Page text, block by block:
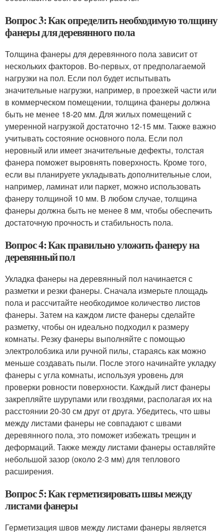
Вопрос 3: Как определить необходимую толщину
фанеры для деревянного пола
Толщина фанеры для деревянного пола зависит от
нескольких факторов. Во-первых, от предполагаемой
нагрузки на пол. Если пол будет испытывать
значительные нагрузки, например, в проезжей части или
в коммерческом помещении, толщина фанеры должна
быть не менее 18-20 мм. Для жилых помещений с
умеренной нагрузкой достаточно 12-15 мм. Также важно
учитывать состояние основного пола. Если пол
неровный или имеет значительные дефекты, толстая
фанера поможет выровнять поверхность. Кроме того,
если вы планируете укладывать дополнительные слои,
например, ламинат или паркет, можно использовать
фанеру толщиной 10 мм. В любом случае, толщина
фанеры должна быть не менее 8 мм, чтобы обеспечить
достаточную прочность и стабильность пола.
Вопрос 4: Как правильно уложить фанеру на
деревянный пол
Укладка фанеры на деревянный пол начинается с
разметки и резки фанеры. Сначала измерьте площадь
пола и рассчитайте необходимое количество листов
фанеры. Затем на каждом листе фанеры сделайте
разметку, чтобы он идеально подходил к размеру
комнаты. Резку фанеры выполняйте с помощью
электролобзика или ручной пилы, стараясь как можно
меньше создавать пыли. После этого начинайте укладку
фанеры с угла комнаты, используя уровень для
проверки ровности поверхности. Каждый лист фанеры
закрепляйте шурупами или гвоздями, располагая их на
расстоянии 20-30 см друг от друга. Убедитесь, что швы
между листами фанеры не совпадают с швами
деревянного пола, это поможет избежать трещин и
деформаций. Также между листами фанеры оставляйте
небольшой зазор (около 2-3 мм) для теплового
расширения.
Вопрос 5: Как герметизировать швы между
листами фанеры
Герметизация швов между листами фанеры является